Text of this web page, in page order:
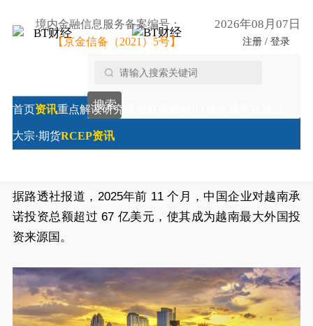
境内金融信息服务备案编号：
【京金信备（2021）5号】
2026年08月07日
注册 / 登录
搜索
首页资讯重点解读研究报告
大宗·期货RCEP资讯
RCEP资讯/中国企业对越南投资超67亿美元
中国企业对越南投资超67亿美元
来源:财经时报综合
据路透社报道，2025年前 11 个月，中国企业对越南承
诺投资总额超过 67 亿美元，使其成为越南最大外国投
资来源国。